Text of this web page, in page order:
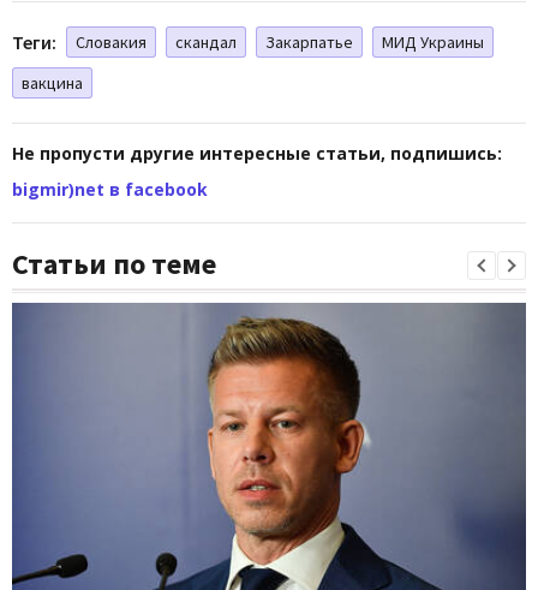
Теги: Словакия скандал Закарпатье
МИД Украины
вакцина
Не пропусти другие интересные статьи, подпишись:
bigmir)net в facebook
Статьи по теме